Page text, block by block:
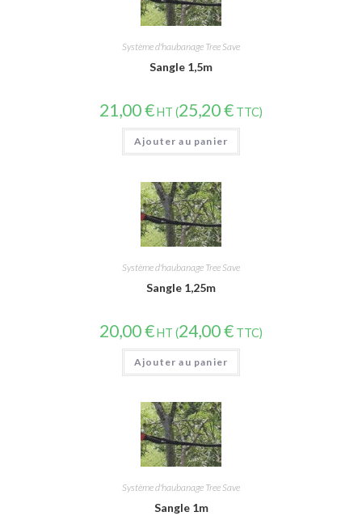
Système d'haubanage Tree Save
Sangle 1,5m
21,00€HT (25,20€ TTC)
Ajouter au panier
Système d'haubanage Tree Save
Sangle 1,25m
20,00€HT (24,00€ TTC)
Ajouter au panier
Système d'haubanage Tree Save
Sangle 1m